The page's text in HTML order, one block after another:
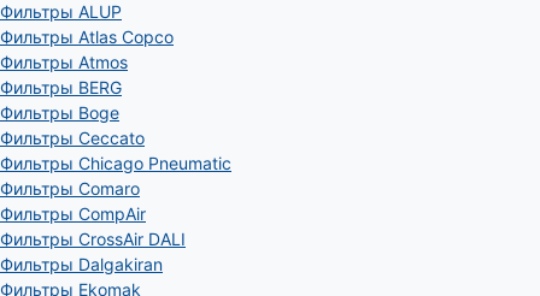
Фильтры ALUP
Фильтры Atlas Copco
Фильтры Atmos
Фильтры BERG
Фильтры Boge
Фильтры Ceccato
Фильтры Chicago Pneumatic
Фильтры Comaro
Фильтры CompAir
Фильтры CrossAir DALI
Фильтры Dalgakiran
Фильтры Ekomak